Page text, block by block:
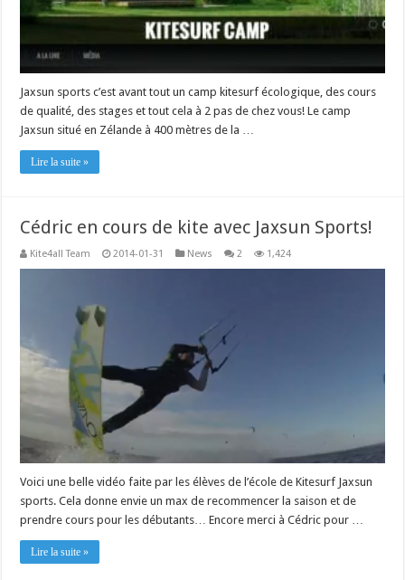
Jaxsun sports c’est avant tout un camp kitesurf écologique, des cours
de qualité, des stages et tout cela à 2 pas de chez vous! Le camp
Jaxsun situé en Zélande à 400 mètres de la …
Lire la suite »
Cédric en cours de kite avec Jaxsun Sports!
Kite4all Team 2014-01-31 News 2 1,424
Voici une belle vidéo faite par les élèves de l’école de Kitesurf Jaxsun
sports. Cela donne envie un max de recommencer la saison et de
prendre cours pour les débutants… Encore merci à Cédric pour …
Lire la suite »